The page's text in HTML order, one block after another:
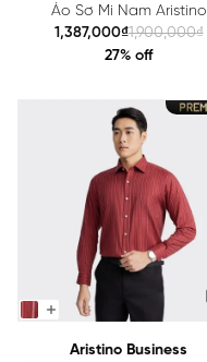
Áo Sơ Mi Nam Aristino
Business 1LS0780Z
1,387,000₫1,900,000₫
27% off
Aristino Business